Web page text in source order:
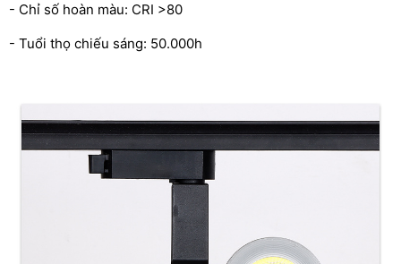
- Chỉ số hoàn màu: CRI >80
- Tuổi thọ chiếu sáng: 50.000h